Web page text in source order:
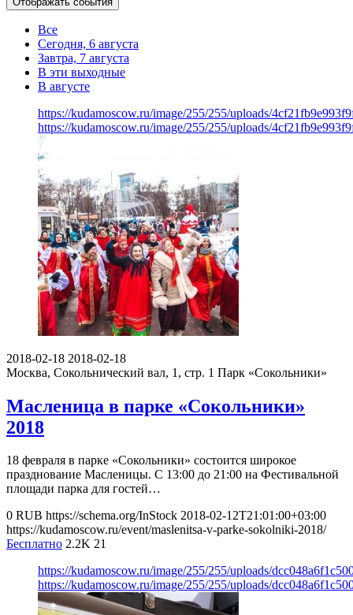
Все
Сегодня, 6 августа
Завтра, 7 августа
В эти выходные
В августе
https://kudamoscow.ru/image/255/255/uploads/
https://kudamoscow.ru/image/255/255/uploads/
2018-02-18 2018-02-18
Москва, Сокольнический вал, 1, стр. 1 Парк «Сокольники»
Масленица в парке «Сокольники»
2018
18 февраля в парке «Сокольники» состоится широкое
празднование Масленицы. С 13:00 до 21:00 на Фестивальной
площади парка для гостей…
0 RUB https://schema.org/InStock 2018-02-12T21:01:00+03:00
https://kudamoscow.ru/event/maslenitsa-v-parke-sokolniki-2018/
Бесплатно 2.2K 21
https://kudamoscow.ru/image/255/255/uploads/
https://kudamoscow.ru/image/255/255/uploads/